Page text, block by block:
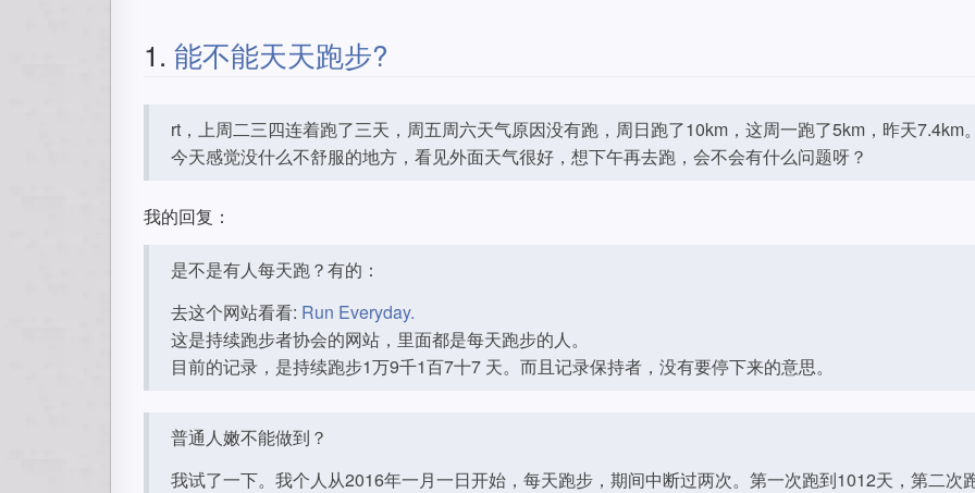
1. 能不能天天跑步?
rt，上周二三四连着跑了三天，周五周六天气原因没有跑，周日跑了10km，这周一跑了5km，昨天7.4km
今天感觉没什么不舒服的地方，看见外面天气很好，想下午再去跑，会不会有什么问题呀？
我的回复：
是不是有人每天跑？有的：
去这个网站看看: Run Everyday.
这是持续跑步者协会的网站，里面都是每天跑步的人。
目前的记录，是持续跑步1万9千1百7十7 天。而且记录保持者，没有要停下来的意思。
普通人嫩不能做到？
我试了一下。我个人从2016年一月一日开始，每天跑步，期间中断过两次。第一次跑到1012天，第二次